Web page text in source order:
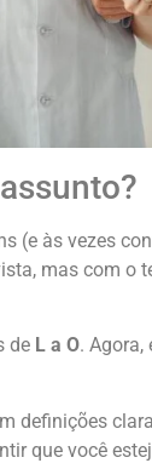
(e às vezes
mas com o
de L a O. Agora,
definições
que você